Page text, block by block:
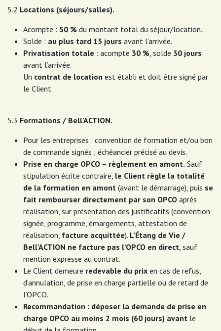
5.2 Locations (séjours/salles).
Acompte : 50 % du montant total du séjour/location.
Solde : au plus tard 15 jours avant l’arrivée.
Privatisation totale : acompte 30 %, solde 30 jours
avant l’arrivée.
Un contrat de location est établi et doit être signé par
le Client.
5.3 Formations / Bell’ACTION.
Pour les entreprises : convention de formation et/ou bon
de commande signés ; échéancier précisé au devis.
Prise en charge OPCO – règlement en amont. Sauf
stipulation écrite contraire, le Client règle la totalité
de la formation en amont (avant le démarrage), puis se
fait rembourser directement par son OPCO après
réalisation, sur présentation des justificatifs (convention
signée, programme, émargements, attestation de
réalisation, facture acquittée). L’Étang de Vie /
Bell’ACTION ne facture pas l’OPCO en direct, sauf
mention expresse au contrat.
Le Client demeure redevable du prix en cas de refus,
d’annulation, de prise en charge partielle ou de retard de
l’OPCO.
Recommandation : déposer la demande de prise en
charge OPCO au moins 2 mois (60 jours) avant le